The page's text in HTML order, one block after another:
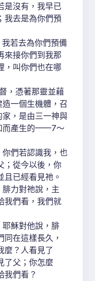
是沒有，我早已
我去是為你們預
去為你們預備
來接你們到我那
，叫你們也在哪
憑著那靈並藉
一個生機體，召
，是由三一神與
而產生的——7～
若認識我，也
；從今以後，你
且已經看見祂。
對祂說，主
我們看，我們就
對他說，腓
同在這樣長久，
麼？人看見了
了父；你怎麼
我們看？